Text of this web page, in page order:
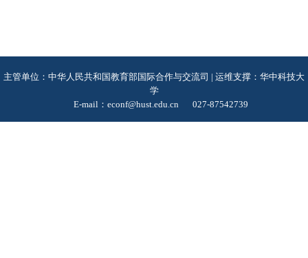
主管单位：中华人民共和国教育部国际合作与交流司 | 运维支撑：华中科技大
学
E-mail：econf@hust.edu.cn
027-87542739